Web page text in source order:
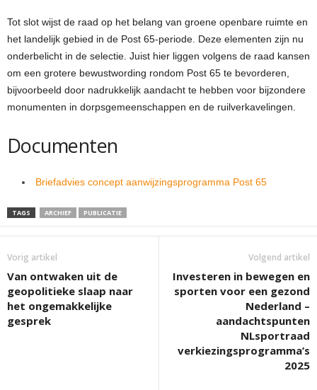
Tot slot wijst de raad op het belang van groene openbare ruimte en
het landelijk gebied in de Post 65-periode. Deze elementen zijn nu
onderbelicht in de selectie. Juist hier liggen volgens de raad kansen
om een grotere bewustwording rondom Post 65 te bevorderen,
bijvoorbeeld door nadrukkelijk aandacht te hebben voor bijzondere
monumenten in dorpsgemeenschappen en de ruilverkavelingen.
Documenten
Briefadvies concept aanwijzingsprogramma Post 65
TAGS ARCHIEF PUBLICATIE
Vorig artikel
Van ontwaken uit de
geopolitieke slaap naar
het ongemakkelijke
gesprek
Volgend artikel
Investeren in bewegen en
sporten voor een gezond
Nederland –
aandachtspunten
NLsportraad
verkiezingsprogramma’s
2025